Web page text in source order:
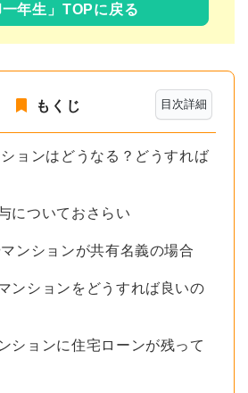
一年生」TOPに戻る
目次詳細
もくじ
ョンはどうなる？どうすれば
についておさらい
ンションが共有名義の場合
ンションをどうすれば良いの
ションに住宅ローンが残って